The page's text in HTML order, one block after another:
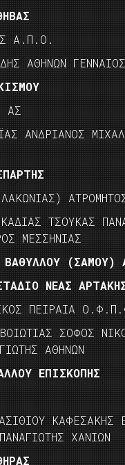
Α.Π.Ο.
ΑΘΗΝΩΝ
ΑΣ
ΑΝΔΡΙΑΝΟΣ
ΤΣΟΥΚΑΣ
ΜΕΣΣΗΝΙΑΣ
(ΣΑΜΟΥ)
ΝΕΑΣ
ΠΕΙΡΑΙΑ
ΣΟΦΟΣ
ΑΘΗΝΩΝ
ΕΠΙΣΚΟΠΗΣ
ΚΑΦΕΣΑΚΗΣ
ΧΑΝΙΩΝ